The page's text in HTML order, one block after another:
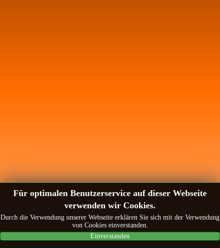
Für optimalen Benutzerservice auf dieser Webseite
verwenden wir Cookies.
Durch die Verwendung unserer Webseite erklären Sie sich mit der Verwendung
von Cookies einverstanden.
Einverstanden